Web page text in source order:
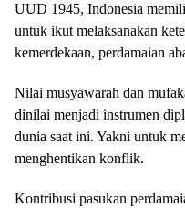
UUD 1945, Indonesia
untuk ikut melaksanakan
kemerdekaan, perdamaian
Nilai musyawarah dan
dinilai menjadi instrumen
dunia saat ini. Yakni untuk
menghentikan konflik.
Kontribusi pasukan